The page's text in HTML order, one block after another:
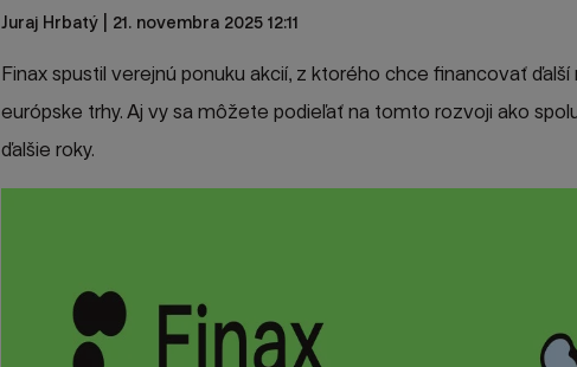
Juraj Hrbatý | 21. novembra 2025 12:11
Finax spustil verejnú ponuku akcií, z ktorého chce financovať
európske trhy. Aj vy sa môžete podieľať na tomto rozvoji ako
ďalšie roky.